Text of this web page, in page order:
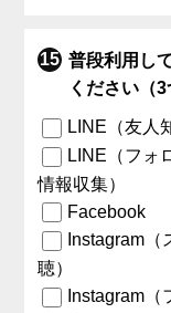
普段利用し
ください（3
LINE（友人
LINE（フォ
情報収集）
Facebook
Instagram
聴）
Instagram